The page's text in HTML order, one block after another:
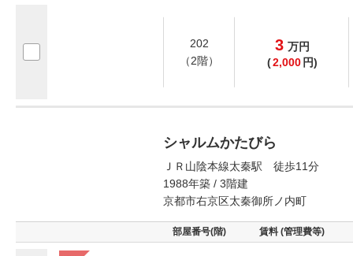
202
（2階）
3 万円
(2,000 円)
シャルムかたびら
ＪＲ山陰本線太秦駅 徒歩11分
1988年築 / 3階建
京都市右京区太秦御所ノ内町
部屋番号(階) 賃料 (管理費等)